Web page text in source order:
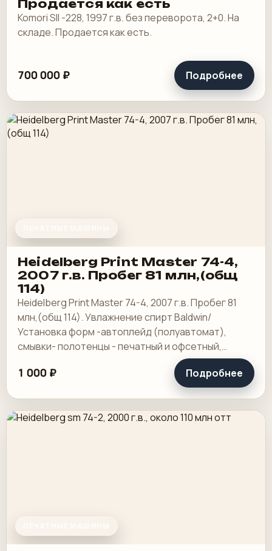
Продается как есть
Komori SII -228, 1997 г.в. без переворота, 2+0. На
складе. Продается как есть.
700 000 ₽ Подробнее
Heidelberg Print Master 74-4,
2007 г.в. Пробег 81 млн,(общ
114)
Heidelberg Print Master 74-4, 2007 г.в. Пробег 81
млн,(общ 114). Увлажнение спирт Baldwin/
Установка форм -автоплейд (полуавтомат),
смывки- полотенцы - печатный и офсетный,
выносной пульт ClassicCenter -PM74 - краски и.
1 000 ₽ Подробнее